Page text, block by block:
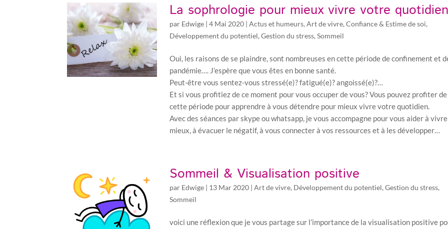
La sophrologie pour mieux vivre votre quotidien
par Edwige |4 Mai 2020 |Actus et humeurs,Art de vivre,Confiance & Estime de soi,
Développement du potentiel,Gestion du stress,Sommeil
Oui, les raisons de se plaindre, sont nombreuses en cette période de confinement et
pandémie…. J’espère que vous êtes en bonne santé.
Peut-être vous sentez-vous stressé(e)? fatigué(e)? angoissé(e)?…
Et si vous profitiez de ce moment pour vous occuper de vous? Vous pouvez profiter de
cette période pour apprendre à vous détendre pour mieux vivre votre quotidien.
Avec des séances par skype ou whatsapp, je vous accompagne pour vous aider à vivre
mieux, à évacuer le négatif, à vous connecter à vos ressources et à les développer…
Sommeil & Visualisation positive
par Edwige | 13 Mar 2020 |Art de vivre, Développement du potentiel,Gestion du stress,
Sommeil
voici une réflexion que je vous partage sur l’importance de la visualisation positive